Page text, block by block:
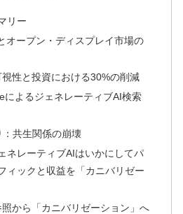
リー
オープン・ディスプレイ市場の
性と投資における30%の削減
によるジェネレーティブAI検索
共生関係の崩壊
ネレーティブAIはいかにしてパ
ィックと収益を「カニバリゼー
から「カニバリゼーション」へ